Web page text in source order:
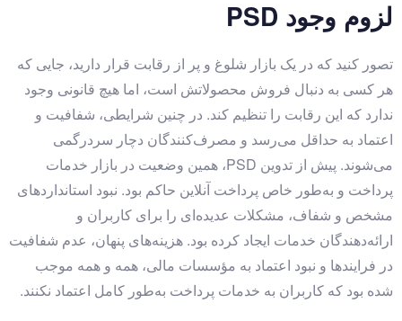
لزوم وجود PSD
تصور کنید که در یک بازار شلوغ و پر از رقابت قرار دارید، جایی که
هر کسی به دنبال فروش محصولاتش است، اما هیچ قانونی وجود
ندارد که این رقابت را تنظیم کند. در چنین شرایطی، شفافیت و
اعتماد به حداقل می‌رسد و مصرف‌کنندگان دچار سردرگمی
می‌شوند. پیش از تدوین PSD، همین وضعیت در بازار خدمات
پرداخت و به‌طور خاص پرداخت آنلاین حاکم بود. نبود استانداردهای
مشخص و شفاف، مشکلات عدیده‌ای را برای کاربران و
ارائه‌دهندگان خدمات ایجاد کرده بود. هزینه‌های پنهان، عدم شفافیت
در فرایندها و نبود اعتماد به مؤسسات مالی، همه و همه موجب
شده بود که کاربران به خدمات پرداخت به‌طور کامل اعتماد نکنند.